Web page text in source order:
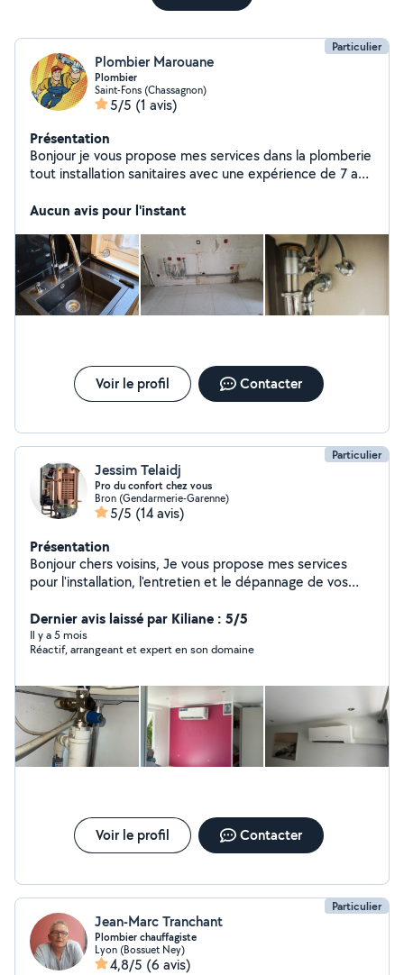
Particulier
Plombier Marouane
Plombier
Saint-Fons (Chassagnon)
5/5 (1 avis)
Présentation
Bonjour je vous propose mes services dans la plomberie
tout installation sanitaires avec une expérience de 7 ans
Aucun avis pour l'instant
Voir le profil Contacter
Particulier
Jessim Telaidj
Pro du confort chez vous
Bron (Gendarmerie-Garenne)
5/5 (14 avis)
Présentation
Bonjour chers voisins, Je vous propose mes services
pour l'installation, l'entretien et le dépannage de vos
réparation) Chaudières toutes énergies Cumulus /
Chauffe-eaux Dépannage gaz tous types d'appareils
Travaux de plomberie (fuites, robinets, WC, etc.)
avec sérieux et efficacité.
Dernier avis laissé par Kiliane : 5/5
Il y a 5 mois
Réactif, arrangeant et expert en son domaine
Voir le profil Contacter
Particulier
Jean-Marc Tranchant
Plombier chauffagiste
Lyon (Bossuet Ney)
4,8/5 (6 avis)